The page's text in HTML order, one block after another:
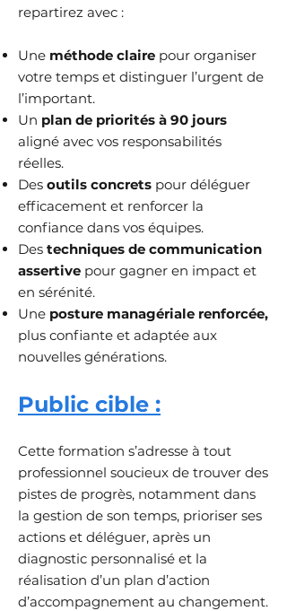
repartirez avec :
Une méthode claire pour organiser
votre temps et distinguer l’urgent de
l’important.
Un plan de priorités à 90 jours
aligné avec vos responsabilités
réelles.
Des outils concrets pour déléguer
efficacement et renforcer la
confiance dans vos équipes.
Des techniques de communication
assertive pour gagner en impact et
en sérénité.
Une posture managériale renforcée,
plus confiante et adaptée aux
nouvelles générations.
Public cible :
Cette formation s’adresse à tout
professionnel soucieux de trouver des
pistes de progrès, notamment dans
la gestion de son temps, prioriser ses
actions et déléguer, après un
diagnostic personnalisé et la
réalisation d’un plan d’action
d’accompagnement au changement.